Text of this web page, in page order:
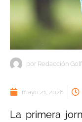
por Redacción
mayo 21, 2026
La primera